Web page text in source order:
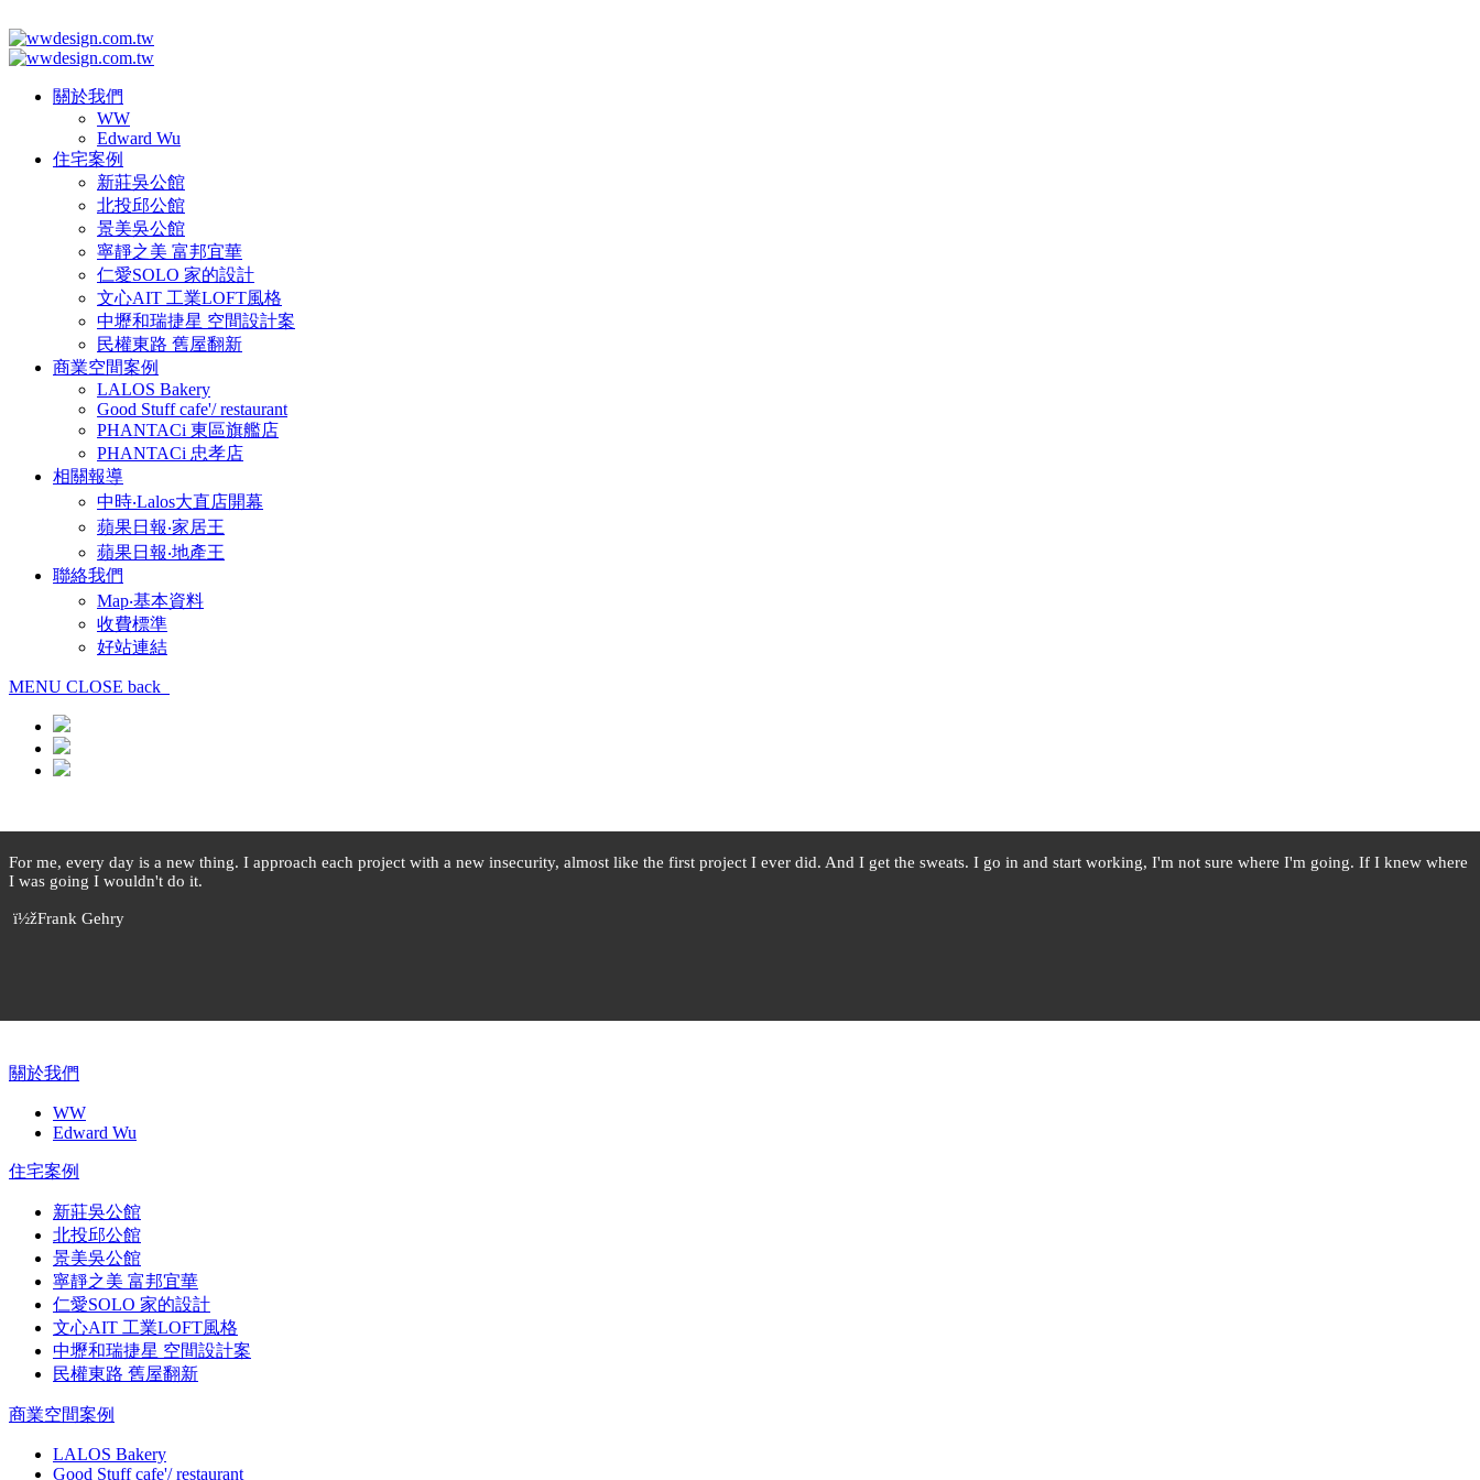
關於我們
WW
Edward Wu
住宅案例
新莊吳公館
北投邱公館
景美吳公館
寧靜之美 富邦宜華
仁愛SOLO 家的設計
文心AIT 工業LOFT風格
中壢和瑞捷星 空間設計案
民權東路 舊屋翻新
商業空間案例
LALOS Bakery
Good Stuff cafe'/ restaurant
PHANTACi 東區旗艦店
PHANTACi 忠孝店
相關報導
中時‧Lalos大直店開幕
蘋果日報‧家居王
蘋果日報‧地產王
聯絡我們
Map‧基本資料
收費標準
好站連結
MENU CLOSE back
For me, every day is a new thing. I approach each project with a new insecurity, almost like the first project I ever did. And I get the sweats. I go in and start working, I'm not sure where I'm going. If I knew where
I was going I wouldn't do it.
ï½žFrank Gehry
關於我們
WW
Edward Wu
住宅案例
新莊吳公館
北投邱公館
景美吳公館
寧靜之美 富邦宜華
仁愛SOLO 家的設計
文心AIT 工業LOFT風格
中壢和瑞捷星 空間設計案
民權東路 舊屋翻新
商業空間案例
LALOS Bakery
Good Stuff cafe'/ restaurant